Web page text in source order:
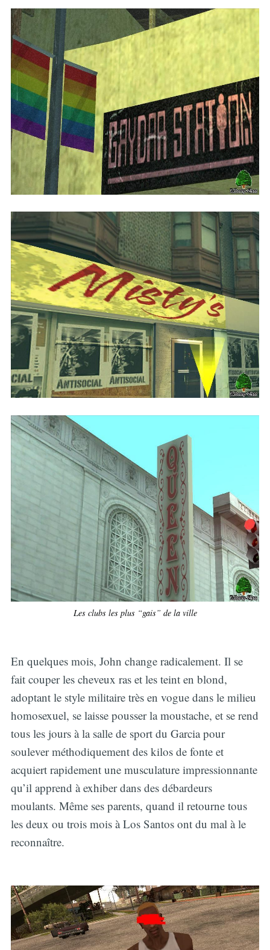
Les clubs les plus “gais” de la ville
En quelques mois, John change radicalement. Il se
fait couper les cheveux ras et les teint en blond,
adoptant le style militaire très en vogue dans le milieu
homosexuel, se laisse pousser la moustache, et se rend
tous les jours à la salle de sport du Garcia pour
soulever méthodiquement des kilos de fonte et
acquiert rapidement une musculature impressionnante
qu’il apprend à exhiber dans des débardeurs
moulants. Même ses parents, quand il retourne tous
les deux ou trois mois à Los Santos ont du mal à le
reconnaître.